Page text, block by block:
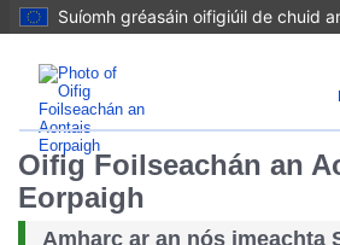
Suíomh gréasáin oifigiúil de chuid
Oifig Foilseachán an
Eorpaigh
Amharc ar an nós imeachta